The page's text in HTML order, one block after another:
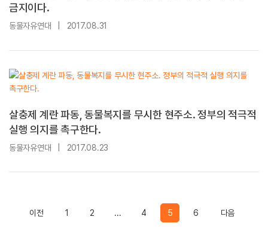
금지이다.
동물자유연대 2017.08.31
살충제 계란 파동, 동물복지를 무시한 현주소. 정부의 적극적
실행 의지를 촉구한다.
동물자유연대 2017.08.23
이전Previous
1 2 ... 4 5 6 다음Previous